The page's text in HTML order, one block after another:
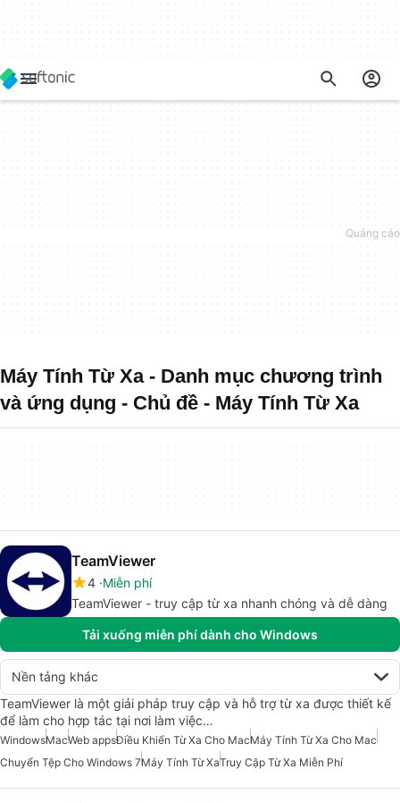
Máy Tính Từ Xa - Danh mục chương trình
và ứng dụng - Chủ đề - Máy Tính Từ Xa
TeamViewer
4 Miễn phí
TeamViewer - truy cập từ xa nhanh chóng và dễ dàng
Tải xuống miễn phí dành cho Windows
Nền tảng khác
TeamViewer là một giải pháp truy cập và hỗ trợ từ xa được thiết kế
để làm cho hợp tác tại nơi làm việc…
WindowsMacWeb appsĐiều Khiển Từ Xa Cho MacMáy Tính Từ Xa Cho Mac
Chuyển Tệp Cho Windows 7Máy Tính Từ XaTruy Cập Từ Xa Miễn Phí